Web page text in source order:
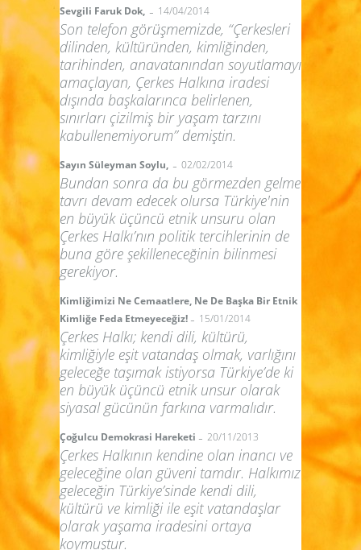
Sevgili Faruk Dok, - 14/04/2014
Son telefon görüşmemizde, “Çerkesleri
dilinden, kültüründen, kimliğinden,
tarihinden, anavatanından soyutlamayı
amaçlayan, Çerkes Halkına iradesi
dışında başkalarınca belirlenen,
sınırları çizilmiş bir yaşam tarzını
kabullenemiyorum” demiştin.
Sayın Süleyman Soylu, - 02/02/2014
Bundan sonra da bu görmezden gelme
tavrı devam edecek olursa Türkiye'nin
en büyük üçüncü etnik unsuru olan
Çerkes Halkı’nın politik tercihlerinin de
buna göre şekilleneceğinin bilinmesi
gerekiyor.
Kimliğimizi Ne Cemaatlere, Ne De Başka Bir Etnik
Kimliğe Feda Etmeyeceğiz! - 15/01/2014
Çerkes Halkı; kendi dili, kültürü,
kimliğiyle eşit vatandaş olmak, varlığını
geleceğe taşımak istiyorsa Türkiye’de ki
en büyük üçüncü etnik unsur olarak
siyasal gücünün farkına varmalıdır.
Çoğulcu Demokrasi Hareketi - 20/11/2013
Çerkes Halkının kendine olan inancı ve
geleceğine olan güveni tamdır. Halkımız
geleceğin Türkiye’sinde kendi dili,
kültürü ve kimliği ile eşit vatandaşlar
olarak yaşama iradesini ortaya
koymuştur.